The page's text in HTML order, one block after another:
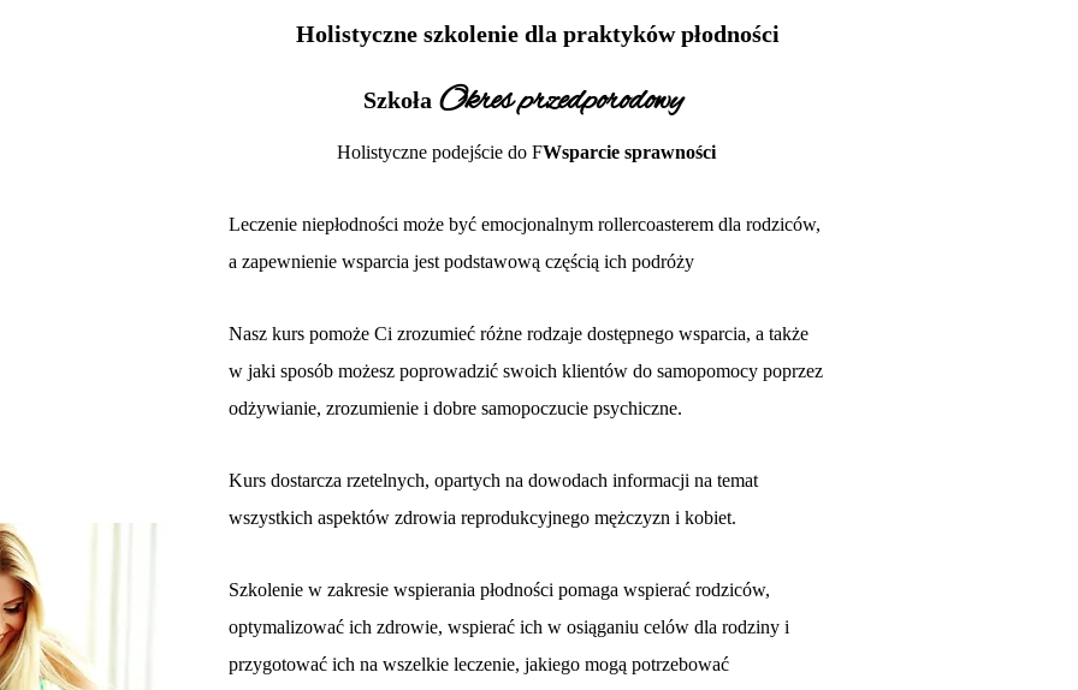
Holistyczne szkolenie dla praktyków płodności
Szkoła Okres przedporodowy
Holistyczne podejście do FWsparcie sprawności
Leczenie niepłodności może być emocjonalnym rollercoasterem dla rodziców,
a zapewnienie wsparcia jest podstawową częścią ich podróży
Nasz kurs pomoże Ci zrozumieć różne rodzaje dostępnego wsparcia, a także
w jaki sposób możesz poprowadzić swoich klientów do samopomocy poprzez
odżywianie, zrozumienie i dobre samopoczucie psychiczne.
Kurs dostarcza rzetelnych, opartych na dowodach informacji na temat
wszystkich aspektów zdrowia reprodukcyjnego mężczyzn i kobiet.
Szkolenie w zakresie wspierania płodności pomaga wspierać rodziców,
optymalizować ich zdrowie, wspierać ich w osiąganiu celów dla rodziny i
przygotować ich na wszelkie leczenie, jakiego mogą potrzebować